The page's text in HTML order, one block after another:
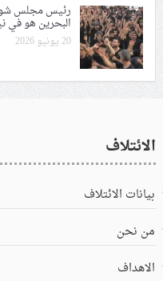
البحرين هو في
20 يونيو 2026
الائتلاف
بيانات الائتلاف
من نحن
الاهداف